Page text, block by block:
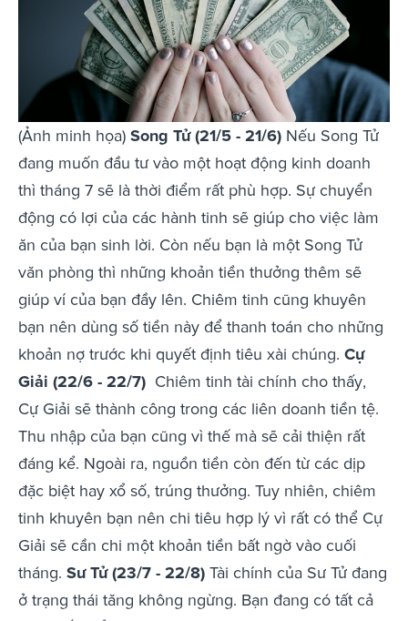
(Ảnh minh họa) Song Tử (21/5 - 21/6) Nếu Song Tử
đang muốn đầu tư vào một hoạt động kinh doanh
thì tháng 7 sẽ là thời điểm rất phù hợp. Sự chuyển
động có lợi của các hành tinh sẽ giúp cho việc làm
ăn của bạn sinh lời. Còn nếu bạn là một Song Tử
văn phòng thì những khoản tiền thưởng thêm sẽ
giúp ví của bạn đầy lên. Chiêm tinh cũng khuyên
bạn nên dùng số tiền này để thanh toán cho những
khoản nợ trước khi quyết định tiêu xài chúng. Cự
Giải (22/6 - 22/7) Chiêm tinh tài chính cho thấy,
Cự Giải sẽ thành công trong các liên doanh tiền tệ.
Thu nhập của bạn cũng vì thế mà sẽ cải thiện rất
đáng kể. Ngoài ra, nguồn tiền còn đến từ các dịp
đặc biệt hay xổ số, trúng thưởng. Tuy nhiên, chiêm
tinh khuyên bạn nên chi tiêu hợp lý vì rất có thể Cự
Giải sẽ cần chi một khoản tiền bất ngờ vào cuối
tháng. Sư Tử (23/7 - 22/8) Tài chính của Sư Tử đang
ở trạng thái tăng không ngừng. Bạn đang có tất cả